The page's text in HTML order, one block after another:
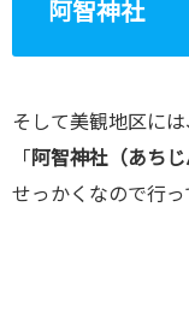
阿智神社
そして美観地区には
「 阿智神社（あちじ
せっかくなので行っ